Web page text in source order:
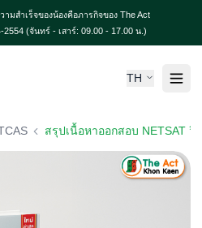
มสำเร็จของน้องคือภารกิจของ The Act
2554 (จันทร์ - เสาร์: 09.00 - 17.00 น.)
TH